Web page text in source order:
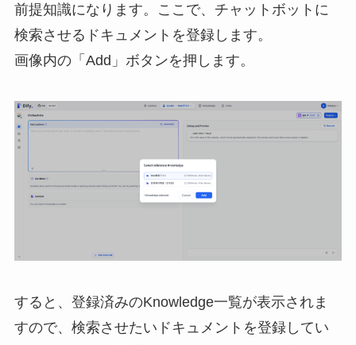
前提知識になります。ここで、チャットボットに
検索させるドキュメントを登録します。
画像内の「Add」ボタンを押します。
すると、登録済みのKnowledge一覧が表示されま
すので、検索させたいドキュメントを登録してい